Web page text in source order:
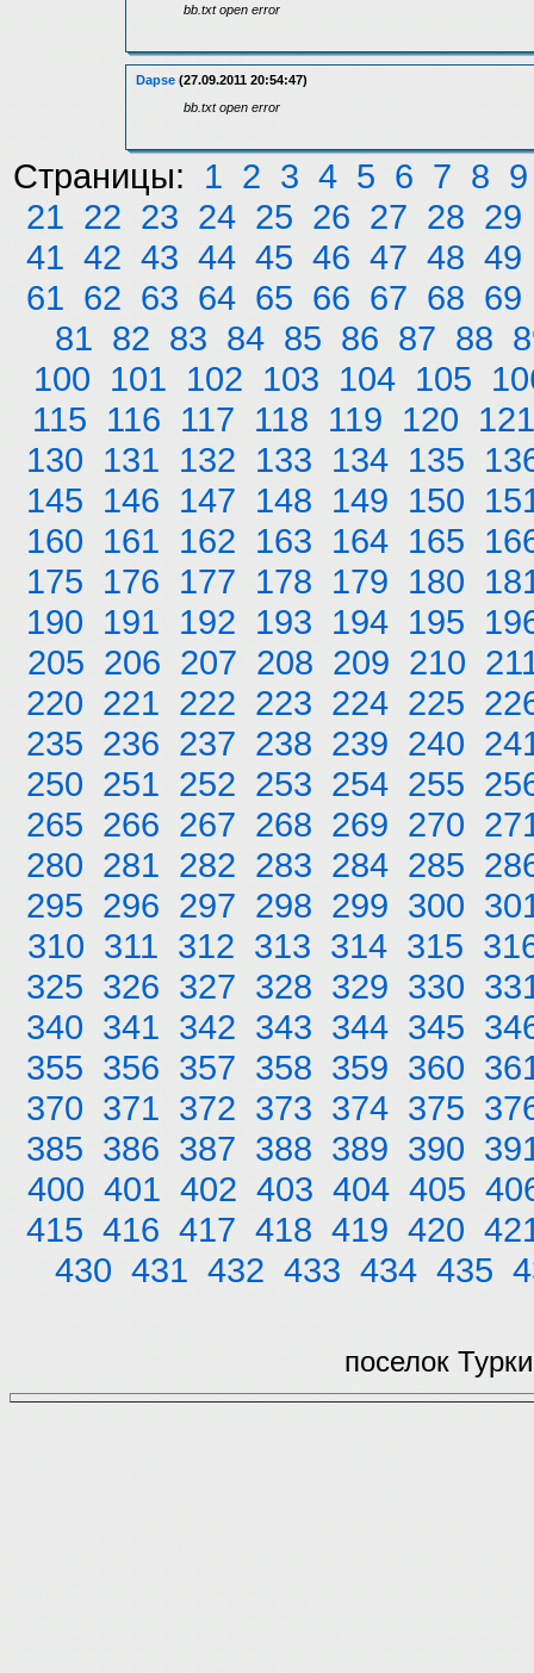
bb.txt open error
Dapse (27.09.2011 20:54:47)
bb.txt open error
Страницы: 1 2 3 4 5 6 7 8 9
21 22 23 24 25 26 27 28 29
41 42 43 44 45 46 47 48 49
61 62 63 64 65 66 67 68 69
81 82 83 84 85 86 87 88
100 101 102 103 104 105
115 116 117 118 119 120 121
130 131 132 133 134 135
145 146 147 148 149 150
160 161 162 163 164 165
175 176 177 178 179 180
190 191 192 193 194 195
205 206 207 208 209 210
220 221 222 223 224 225
235 236 237 238 239 240
250 251 252 253 254 255
265 266 267 268 269 270
280 281 282 283 284 285
295 296 297 298 299 300
310 311 312 313 314 315
325 326 327 328 329 330
340 341 342 343 344 345
355 356 357 358 359 360
370 371 372 373 374 375
385 386 387 388 389 390
400 401 402 403 404 405
415 416 417 418 419 420
430 431 432 433 434 435
поселок